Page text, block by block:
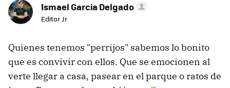
Ismael Garcia Delgado
Editor Jr
Quienes tenemos "perrijos" sabemos lo bonito
que es convivir con ellos. Que se emocionen al
verte llegar a casa, pasear en el parque o ratos de